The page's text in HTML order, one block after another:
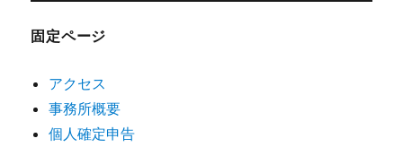
固定ページ
アクセス
事務所概要
個人確定申告